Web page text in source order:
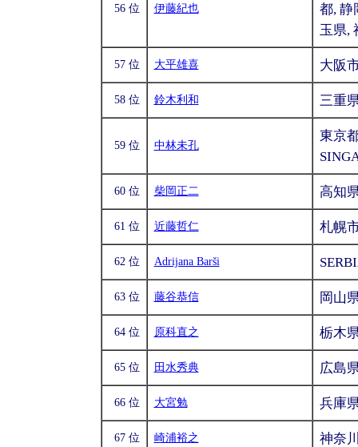
56 位 伊藤紀也
都, 静
玉県,
57 位 大平雄喜 大阪
58 位 鈴木利和 三重
59 位 中林未孔
東京
60 位 柴岡正二 高知
61 位 近藤哲仁 札幌
62 位 Adrijana Barši
63 位 藤谷恭信 岡山
64 位 原科直之 栃木
65 位 田水秀典 広島
66 位 大宮勉 兵庫
67 位 崎浦裕之 神奈